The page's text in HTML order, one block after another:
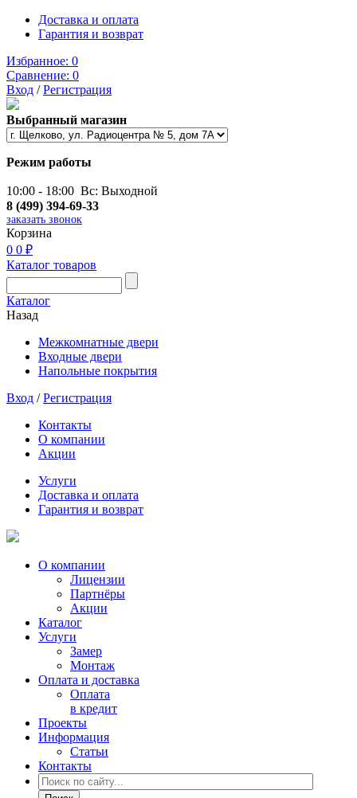
Доставка и оплата
Гарантия и возврат
Избранное: 0
Сравнение: 0
Вход /Регистрация
Выбранный магазин
Режим работы
10:00 - 18:00 Вс: Выходной
8 (499) 394-69-33
заказать звонок
Корзина
0 0 ₽
Каталог товаров
Каталог
Назад
Межкомнатные двери
Входные двери
Напольные покрытия
Вход /Регистрация
Контакты
О компании
Акции
Услуги
Доставка и оплата
Гарантия и возврат
О компании
Лицензии
Партнёры
Акции
Каталог
Услуги
Замер
Монтаж
Оплата и доставка
Оплата
в кредит
Проекты
Информация
Статьи
Контакты